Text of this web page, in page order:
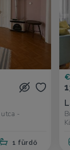
-
1 fürdő